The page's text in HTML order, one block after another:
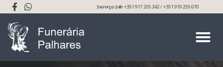
Serviço 24h+351 917 205 342 / +351 919 255 670